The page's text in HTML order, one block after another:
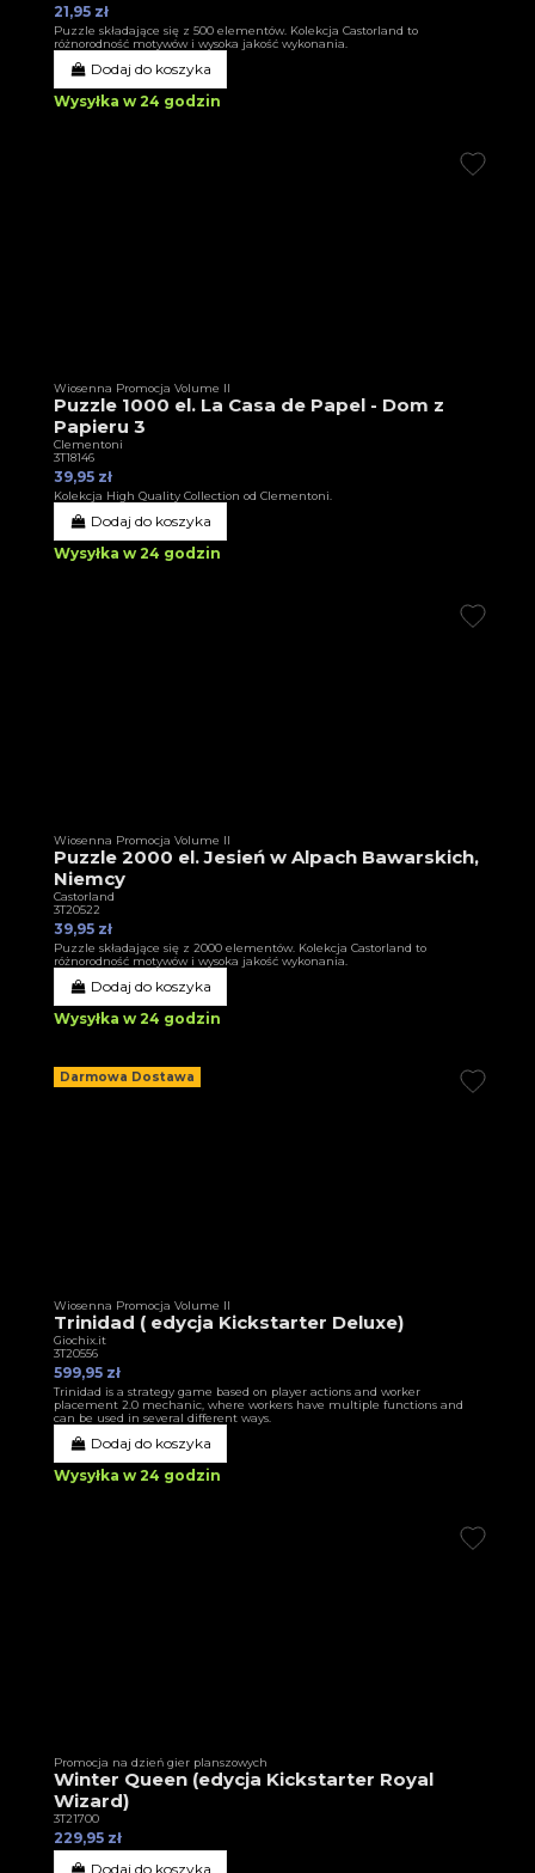
21,95 zł
Puzzle składające się z 500 elementów. Kolekcja Castorland to
różnorodność motywów i wysoka jakość wykonania.
Dodaj do koszyka
Wysyłka w 24 godzin
Wiosenna Promocja Volume II
Puzzle 1000 el. La Casa de Papel - Dom z
Papieru 3
Clementoni
3T18146
39,95 zł
Kolekcja High Quality Collection od Clementoni.
Dodaj do koszyka
Wysyłka w 24 godzin
Wiosenna Promocja Volume II
Puzzle 2000 el. Jesień w Alpach Bawarskich,
Niemcy
Castorland
3T20522
39,95 zł
Puzzle składające się z 2000 elementów. Kolekcja Castorland to
różnorodność motywów i wysoka jakość wykonania.
Dodaj do koszyka
Wysyłka w 24 godzin
Darmowa Dostawa
Wiosenna Promocja Volume II
Trinidad ( edycja Kickstarter Deluxe)
Giochix.it
3T20556
599,95 zł
Trinidad is a strategy game based on player actions and worker
placement 2.0 mechanic, where workers have multiple functions and
can be used in several different ways.
Dodaj do koszyka
Wysyłka w 24 godzin
Promocja na dzień gier planszowych
Winter Queen (edycja Kickstarter Royal
Wizard)
3T21700
229,95 zł
Dodaj do koszyka